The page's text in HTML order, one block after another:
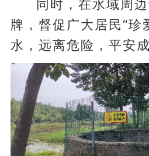
同时，在水域周
牌，督促广大居民“珍
水，远离危险，平安成